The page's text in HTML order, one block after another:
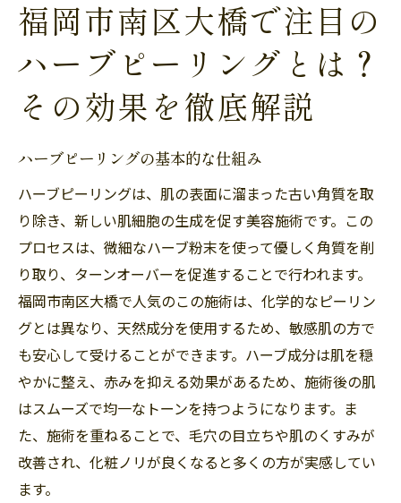
施術を受ける前に知っておくべきこと
福岡市南区大橋での人気施術者の声
美肌への近道ハーブピーリングが福岡市南区大
橋で人気の理由
他の美容法との比較
お客様からの口コミと評価
継続施術で得られる長期的な美肌
ハーブピーリングのコストパフォーマンス
福岡市南区大橋での施術予約の流れ
赤みを抑える！ハーブピーリングが福岡市南区
大橋で選ばれる理由
赤みを抑えるメカニズム
施術後のケア方法
敏感肌でも安心な理由
福岡市南区大橋での実績
福岡市南区大橋で注目の
ハーブピーリングとは？
その効果を徹底解説
ハーブピーリングの基本的な仕組み
ハーブピーリングは、肌の表面に溜まった古い角質を取
り除き、新しい肌細胞の生成を促す美容施術です。この
プロセスは、微細なハーブ粉末を使って優しく角質を削
り取り、ターンオーバーを促進することで行われます。
福岡市南区大橋で人気のこの施術は、化学的なピーリン
グとは異なり、天然成分を使用するため、敏感肌の方で
も安心して受けることができます。ハーブ成分は肌を穏
やかに整え、赤みを抑える効果があるため、施術後の肌
はスムーズで均一なトーンを持つようになります。ま
た、施術を重ねることで、毛穴の目立ちや肌のくすみが
改善され、化粧ノリが良くなると多くの方が実感してい
ます。